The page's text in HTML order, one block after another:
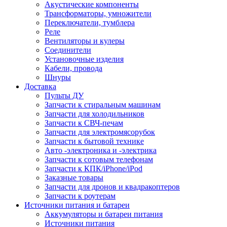
Акустические компоненты
Трансформаторы, умножители
Переключатели, тумблера
Реле
Вентиляторы и кулеры
Соединители
Установочные изделия
Кабели, провода
Шнуры
Доставка
Пульты ДУ
Запчасти к стиральным машинам
Запчасти для холодильников
Запчасти к СВЧ-печам
Запчасти для электромясорубок
Запчасти к бытовой технике
Авто -электроника и -электрика
Запчасти к сотовым телефонам
Запчасти к КПК/iPhone/iPod
Заказные товары
Запчасти для дронов и квадракоптеров
Запчасти к роутерам
Источники питания и батареи
Аккумуляторы и батареи питания
Источники питания